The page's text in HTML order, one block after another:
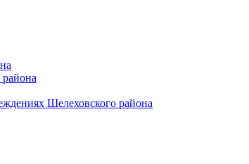
Шелеховского района